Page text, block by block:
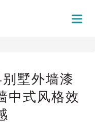
墅外墙漆
中式风格效